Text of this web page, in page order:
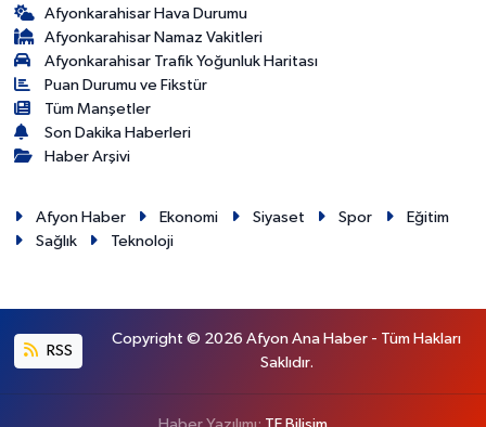
Afyonkarahisar Hava Durumu
Afyonkarahisar Namaz Vakitleri
Afyonkarahisar Trafik Yoğunluk Haritası
Puan Durumu ve Fikstür
Tüm Manşetler
Son Dakika Haberleri
Haber Arşivi
Afyon Haber Ekonomi Siyaset Spor
Eğitim
Sağlık
Teknoloji
RSS
Copyright © 2026 Afyon Ana Haber - Tüm Hakları
Saklıdır.